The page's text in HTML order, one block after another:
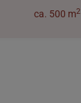
ca. 500 m2